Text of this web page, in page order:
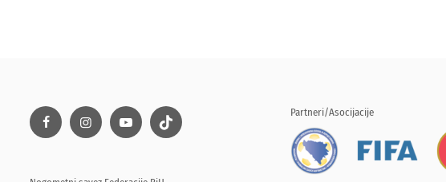
Partneri/Asocijacije